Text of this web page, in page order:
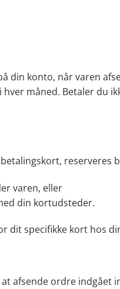
din konto, når varen
hver måned. Betaler du
reserveres
varen, eller
din kortudsteder.
dit specifikke kort hos
afsende ordre indgået